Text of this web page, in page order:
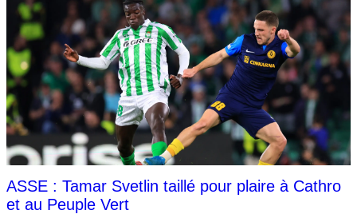
ASSE : Tamar Svetlin taillé pour plaire à Cathro
et au Peuple Vert